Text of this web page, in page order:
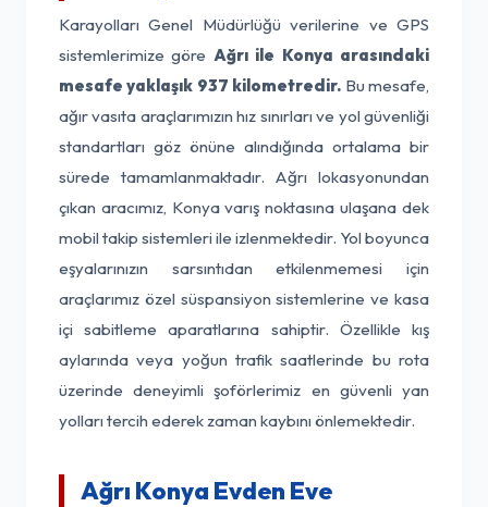
Karayolları Genel Müdürlüğü verilerine ve GPS
sistemlerimize göre Ağrı ile Konya arasındaki
mesafe yaklaşık 937 kilometredir. Bu mesafe,
ağır vasıta araçlarımızın hız sınırları ve yol güvenliği
standartları göz önüne alındığında ortalama bir
sürede tamamlanmaktadır. Ağrı lokasyonundan
çıkan aracımız, Konya varış noktasına ulaşana dek
mobil takip sistemleri ile izlenmektedir. Yol boyunca
eşyalarınızın sarsıntıdan etkilenmemesi için
araçlarımız özel süspansiyon sistemlerine ve kasa
içi sabitleme aparatlarına sahiptir. Özellikle kış
aylarında veya yoğun trafik saatlerinde bu rota
üzerinde deneyimli şoförlerimiz en güvenli yan
yolları tercih ederek zaman kaybını önlemektedir.
Ağrı Konya Evden Eve